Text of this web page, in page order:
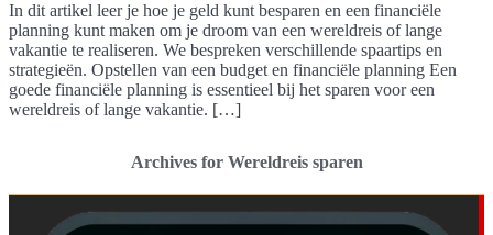
In dit artikel leer je hoe je geld kunt besparen en een financiële
planning kunt maken om je droom van een wereldreis of lange
vakantie te realiseren. We bespreken verschillende spaartips en
strategieën. Opstellen van een budget en financiële planning Een
goede financiële planning is essentieel bij het sparen voor een
wereldreis of lange vakantie. […]
Archives for Wereldreis sparen